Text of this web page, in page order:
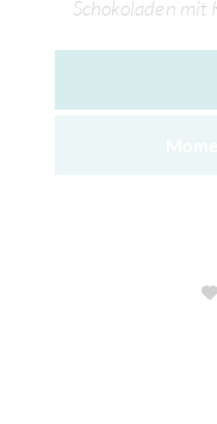
Schokoladen mit